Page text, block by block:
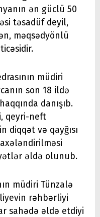
ən güclü 50
təsadüf deyil,
məqsədyönlü
müdiri
son 18 ildə
danışıb.
qeyri-neft
və qayğısı
əldə olunub.
müdiri Tünzalə
rəhbərliyi
sahədə əldə etdiyi